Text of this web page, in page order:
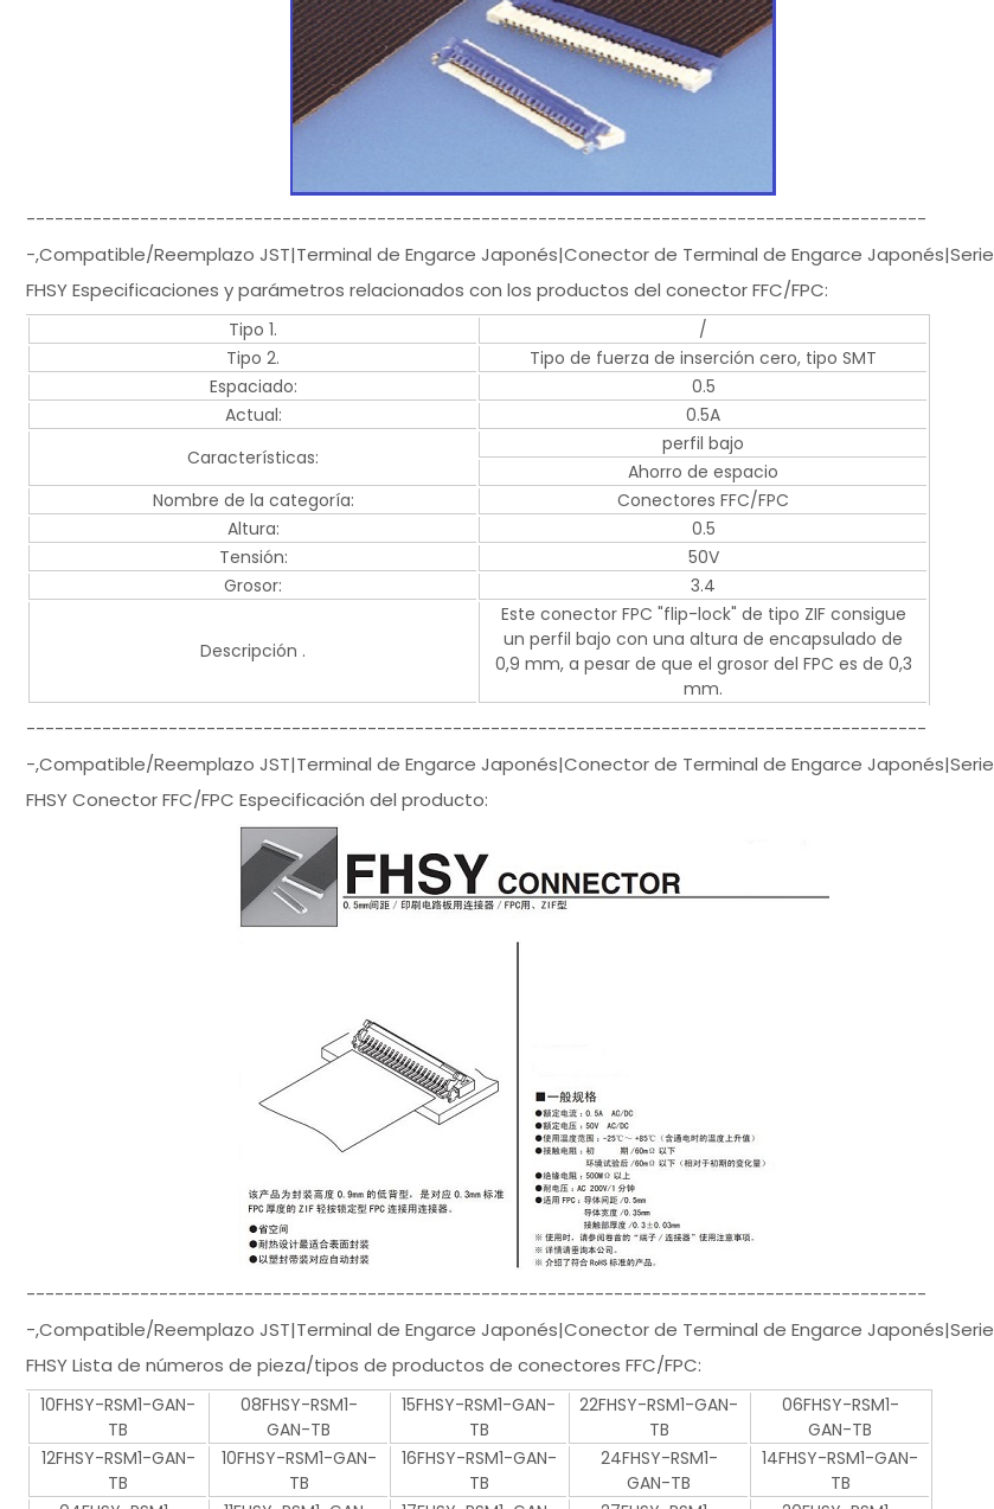
-----------------------------------------------------------------------------------------------
-,Compatible/Reemplazo JST|Terminal de Engarce Japonés|Conector de Terminal de Engarce Japonés|Serie
FHSY Especificaciones y parámetros relacionados con los productos del conector FFC/FPC:
Tipo 1.
/
Tipo 2.
Tipo de fuerza de inserción cero, tipo SMT
Espaciado:
0.5
Actual:
0.5A
Características:
perfil bajo
Ahorro de espacio
Nombre de la categoría:
Conectores FFC/FPC
Altura:
0.5
Tensión:
50V
Grosor:
3.4
Descripción .
Este conector FPC "flip-lock" de tipo ZIF consigue
un perfil bajo con una altura de encapsulado de
0,9 mm, a pesar de que el grosor del FPC es de 0,3
mm.
-----------------------------------------------------------------------------------------------
-,Compatible/Reemplazo JST|Terminal de Engarce Japonés|Conector de Terminal de Engarce Japonés|Serie
FHSY Conector FFC/FPC Especificación del producto:
-----------------------------------------------------------------------------------------------
-,Compatible/Reemplazo JST|Terminal de Engarce Japonés|Conector de Terminal de Engarce Japonés|Serie
FHSY Lista de números de pieza/tipos de productos de conectores FFC/FPC:
10FHSY-RSM1-GAN-
TB
08FHSY-RSM1-
GAN-TB
15FHSY-RSM1-GAN-
TB
22FHSY-RSM1-GAN-
TB
06FHSY-RSM1-
GAN-TB
12FHSY-RSM1-GAN-
TB
10FHSY-RSM1-GAN-
TB
16FHSY-RSM1-GAN-
TB
24FHSY-RSM1-
GAN-TB
14FHSY-RSM1-GAN-
TB